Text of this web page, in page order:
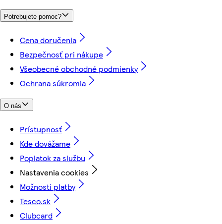
Potrebujete pomoc?
Cena doručenia
Bezpečnosť pri nákupe
Všeobecné obchodné podmienky
Ochrana súkromia
O nás
Prístupnosť
Kde dovážame
Poplatok za službu
Nastavenia cookies
Možnosti platby
Tesco.sk
Clubcard